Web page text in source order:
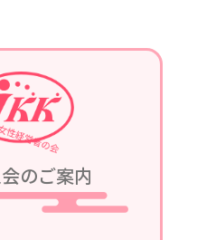
を、開催。
、勉強会を行いま
令和5・6年度第2回
、グランドエクシ
のご案内